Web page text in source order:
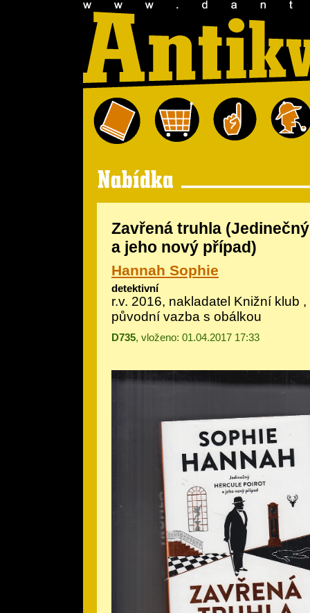
Zavřená truhla
a jeho nový případ)
Hannah Sophie
detektivní
r.v. 2016, nakladatel Knižní klub
původní vazba s obálkou
D735, vloženo: 01.04.2017 17:33